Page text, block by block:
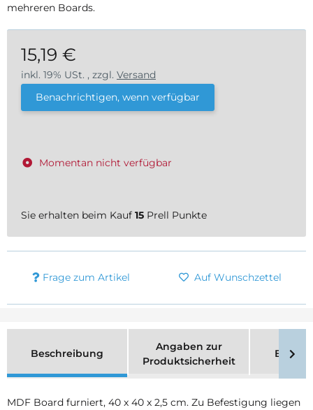
mehreren Boards.
15,19 €
inkl. 19% USt. , zzgl. Versand
Benachrichtigen, wenn verfügbar
Momentan nicht verfügbar
Sie erhalten beim Kauf 15 Prell Punkte
Frage zum Artikel Auf Wunschzettel
Beschreibung
Angaben zur
Produktsicherheit
MDF Board furniert, 40 x 40 x 2,5 cm. Zu Befestigung liegen